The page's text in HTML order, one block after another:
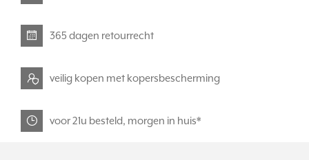
365 dagen retourrecht
veilig kopen met kopersbescherming
voor 21u besteld, morgen in huis*